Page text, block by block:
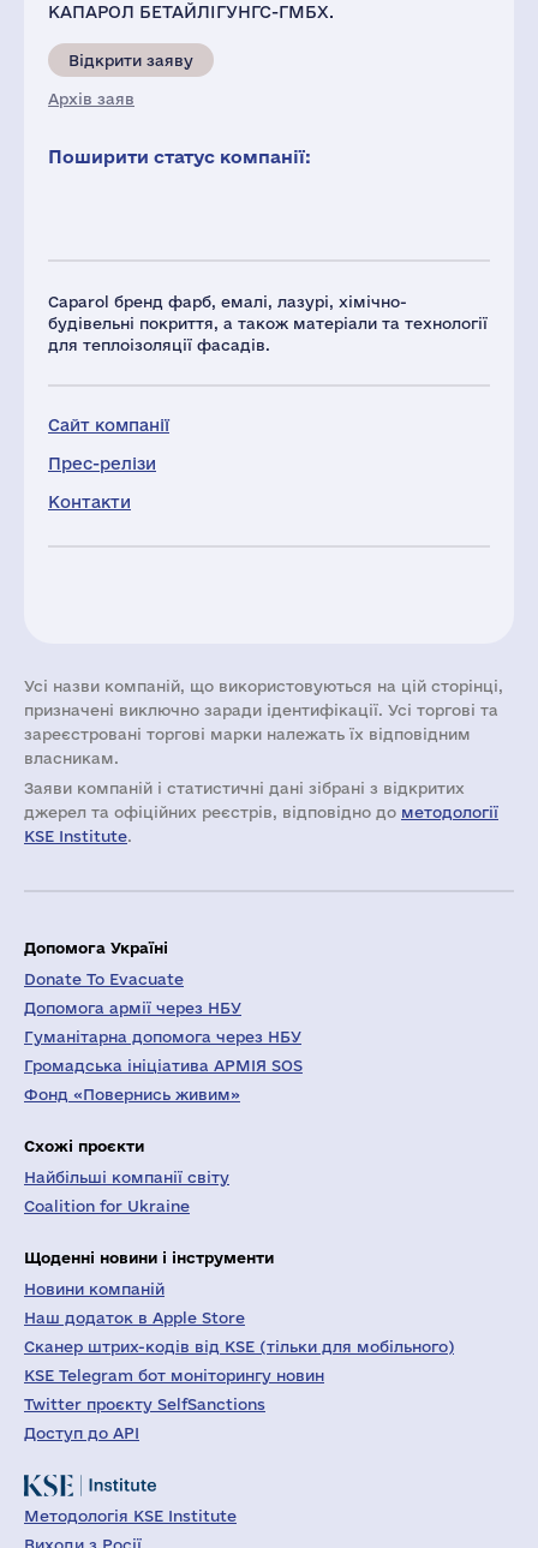
Caparol бренд фарб, емалі, лазурі, хімічно-
будівельні покриття, а також матеріали та технології
для теплоізоляції фасадів.
Сайт компанії
Прес-релізи
Контакти
КАПАРОЛ БЕТАЙЛІГУНГС-ГМБХ.
Відкрити заяву
Архів заяв
Поширити статус компанії:
Усі назви компаній, що використовуються на цій сторінці,
призначені виключно заради ідентифікації. Усі торгові та
зареєстровані торгові марки належать їх відповідним
власникам.
Заяви компаній i статистичні дані зібрані з відкритих
джерел та офіційних реєстрів, відповідно до методології
KSE Institute.
Допомога Україні
Donate To Evacuate
Допомога армії через НБУ
Гуманітарна допомога через НБУ
Громадська ініціатива АРМІЯ SOS
Фонд «Повернись живим»
Схожі проєкти
Найбільші компанії світу
Coalition for Ukraine
Щоденні новини і інструменти
Новини компаній
Наш додаток в Apple Store
Сканер штрих-кодів від KSE (тільки для мобільного)
KSE Telegram бот моніторингу новин
Twitter проєкту SelfSanctions
Доступ до API
Методологія KSE Institute
Виходи з Росії